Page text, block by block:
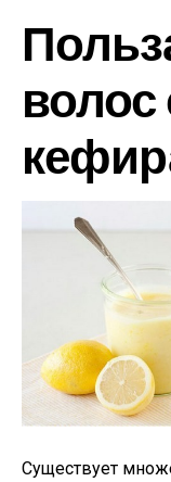
Существует